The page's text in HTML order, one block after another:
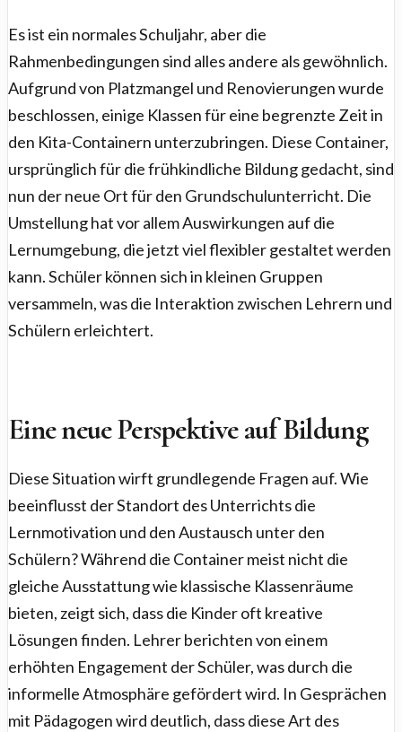
Es ist ein normales Schuljahr, aber die
Rahmenbedingungen sind alles andere als gewöhnlich.
Aufgrund von Platzmangel und Renovierungen wurde
beschlossen, einige Klassen für eine begrenzte Zeit in
den Kita-Containern unterzubringen. Diese Container,
ursprünglich für die frühkindliche Bildung gedacht, sind
nun der neue Ort für den Grundschulunterricht. Die
Umstellung hat vor allem Auswirkungen auf die
Lernumgebung, die jetzt viel flexibler gestaltet werden
kann. Schüler können sich in kleinen Gruppen
versammeln, was die Interaktion zwischen Lehrern und
Schülern erleichtert.
Eine neue Perspektive auf Bildung
Diese Situation wirft grundlegende Fragen auf. Wie
beeinflusst der Standort des Unterrichts die
Lernmotivation und den Austausch unter den
Schülern? Während die Container meist nicht die
gleiche Ausstattung wie klassische Klassenräume
bieten, zeigt sich, dass die Kinder oft kreative
Lösungen finden. Lehrer berichten von einem
erhöhten Engagement der Schüler, was durch die
informelle Atmosphäre gefördert wird. In Gesprächen
mit Pädagogen wird deutlich, dass diese Art des